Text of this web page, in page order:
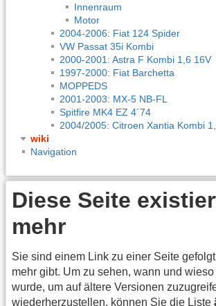
Innenraum
Motor
2004-2006: Fiat 124 Spider
VW Passat 35i Kombi
2000-2001: Astra F Kombi 1,6 16V
1997-2000: Fiat Barchetta
MOPPEDS
2001-2003: MX-5 NB-FL
Spitfire MK4 EZ 4´74
2004/2005: Citroen Xantia Kombi
wiki
Navigation
Diese Seite
mehr
Sie sind einem Link zu einer Seite
mehr gibt. Um zu sehen, wann und
wurde, um auf ältere Versionen
wiederherzustellen, können Sie die Liste